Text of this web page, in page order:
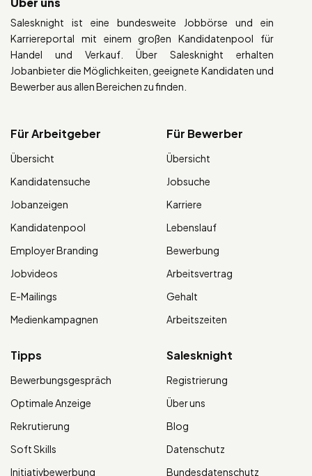
Salesknight ist eine bundesweite Jobbörse und ein
Karriereportal mit einem großen Kandidatenpool für
Handel und Verkauf. Über Salesknight erhalten
Jobanbieter die Möglichkeiten, geeignete Kandidaten und
Bewerber aus allen Bereichen zu finden.
Für Arbeitgeber
Übersicht
Kandidatensuche
Jobanzeigen
Kandidatenpool
Employer Branding
Jobvideos
E-Mailings
Medienkampagnen
Für Bewerber
Übersicht
Jobsuche
Karriere
Lebenslauf
Bewerbung
Arbeitsvertrag
Gehalt
Arbeitszeiten
Tipps
Bewerbungsgespräch
Optimale Anzeige
Rekrutierung
Soft Skills
Initiativbewerbung
Salesknight
Registrierung
Über uns
Blog
Datenschutz
Bundesdatenschutz